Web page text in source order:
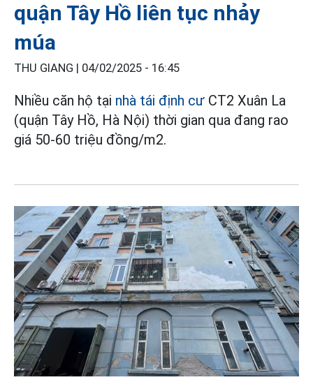
quận Tây Hồ liên tục nhảy
múa
THU GIANG | 04/02/2025 - 16:45
Nhiều căn hộ tại nhà tái định cư CT2 Xuân La
(quận Tây Hồ, Hà Nội) thời gian qua đang rao
giá 50-60 triệu đồng/m2.